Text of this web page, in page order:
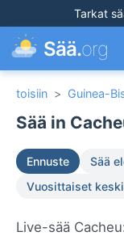
Tarkat
Sää.org
toisiin > Guinea-
Sää in
Ennuste Sää
Vuosittaiset
Live-sää